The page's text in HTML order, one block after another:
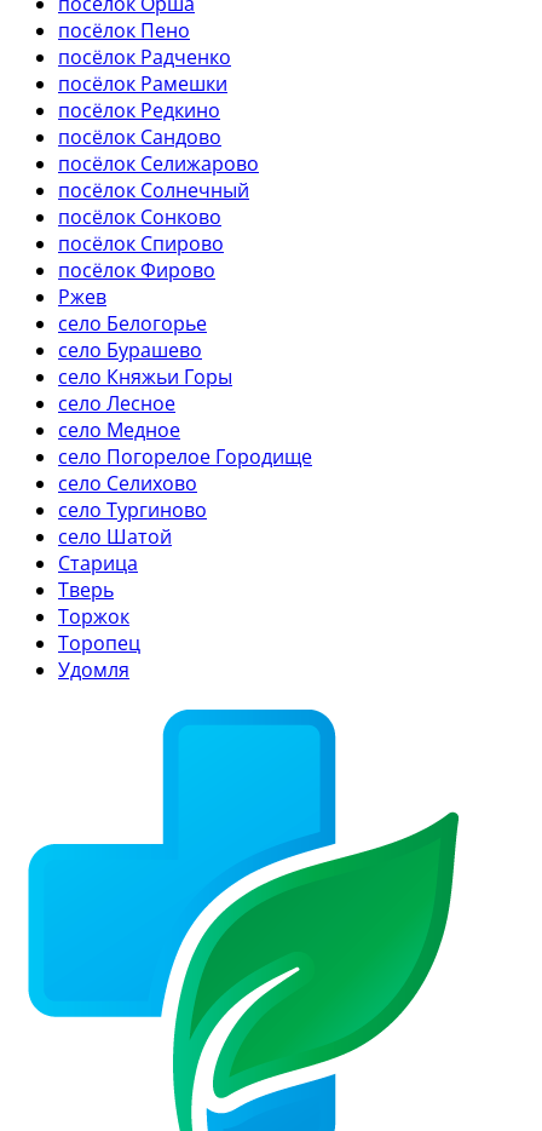
посёлок Пено
посёлок Радченко
посёлок Рамешки
посёлок Редкино
посёлок Сандово
посёлок Селижарово
посёлок Солнечный
посёлок Сонково
посёлок Спирово
посёлок Фирово
Ржев
село Белогорье
село Бурашево
село Княжьи Горы
село Лесное
село Медное
село Погорелое Городище
село Селихово
село Тургиново
село Шатой
Старица
Тверь
Торжок
Торопец
Удомля